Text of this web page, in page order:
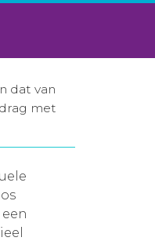
dat van
met